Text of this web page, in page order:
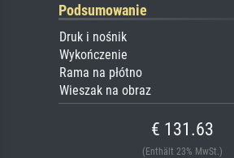
Podsumowanie
Druk i nośnik
Wykończenie
Rama na płótno
Wieszak na obraz
€ 131.63
(Enthält 23% MwSt.)